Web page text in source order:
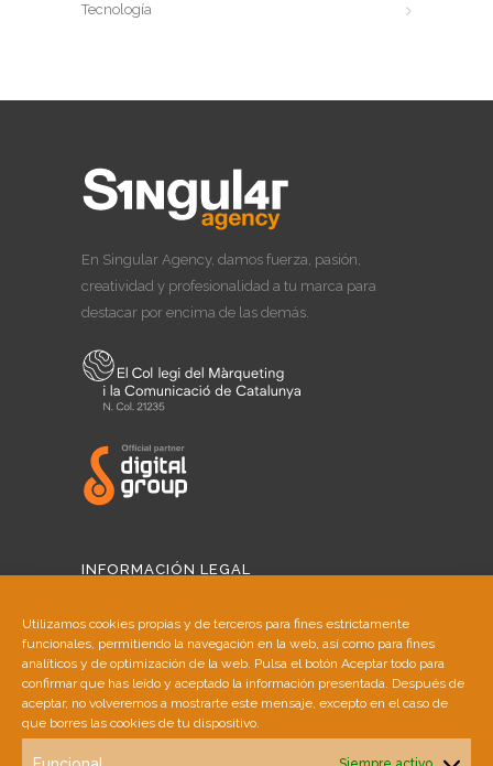
Utilizamos cookies propias y de terceros para fines estrictamente
funcionales, permitiendo la navegación en la web, así como para fines
analíticos y de optimización de la web. Pulsa el botón Aceptar todo para
confirmar que has leído y aceptado la información presentada. Después de
aceptar, no volveremos a mostrarte este mensaje, excepto en el caso de
que borres las cookies de tu dispositivo.
Tecnología
En Singular Agency, damos fuerza, pasión,
creatividad y profesionalidad a tu marca para
destacar por encima de las demás.
INFORMACIÓN LEGAL
Política de Cookies
Política de Privacidad